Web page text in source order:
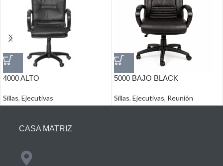
4000 ALTO
Sillas, Ejecutivas
5000 BAJO BLACK
Sillas, Ejecutivas, Reunión
CASA MATRIZ